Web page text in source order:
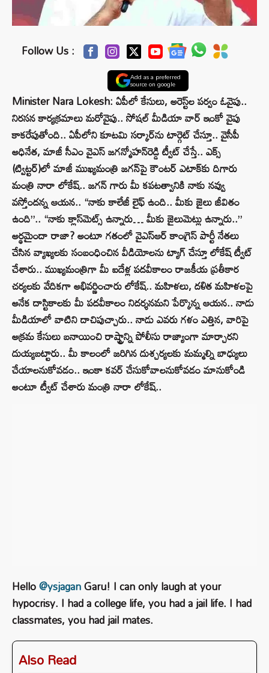
Follow Us :
Add as a preferred
source on google
Minister Nara Lokesh: ఏపీలో కేసులు, అరెస్ట్‌ల పర్వం ఓవైపు..
నిరసన కార్యక్రమాలు మరోవైపు.. సోషల్‌ మీడియా వార్‌ ఇంకో వైపు
కాకరేపుతోంది.. ఏపీలోని కూటమి సర్కార్‌ను టార్గెట్‌ చేస్తూ.. వైసీపీ
అధినేత, మాజీ సీఎం వైఎస్‌ జగన్మోహన్‌రెడ్డి ట్వీట్‌ చేస్తే.. ఎక్స్
(ట్విట్టర్‌)లో మాజీ ముఖ్యమంత్రి జగన్‌పై కౌంటర్‌ ఎటాక్‌కు దిగారు
మంత్రి నారా లోకేష్.. జగన్ గారు మీ కపటత్వానికి నాకు నవ్వు
వస్తోందన్న ఆయన.. “నాకు కాలేజీ లైఫ్ ఉంది.. మీకు జైలు జీవితం
ఉంది”.. “నాకు క్లాస్‌మెట్స్ ఉన్నారు… మీకు జైలుమెట్లు ఉన్నారు..”
అర్థమైందా రాజా? అంటూ గతంలో వైఎస్‌ఆర్‌ కాంగ్రెస్‌ పార్టీ నేతలు
చేసిన వ్యాఖ్యలకు సంబంధించిన వీడియోలను ట్యాగ్ చేస్తూ లోకేష్ ట్వీట్
చేశారు.. ముఖ్యమంత్రిగా మీ ఐదేళ్ల పదవీకాలం రాజకీయ ప్రతీకార
చర్యలకు వేదికగా అభివర్ణించారు లోకేష్‌.. మహిళలు, దళిత మహిళలపై
అనేక దాస్టికాలకు మీ పదవీకాలం నిదర్శనమని పేర్కొన్న ఆయన.. నాడు
మీడియాలో వాటిని దాచిపుచ్చారు.. నాడు ఎవరు గళం ఎత్తిన, వారిపై
అక్రమ కేసులు బనాయించి రాష్ట్రాన్ని పోలీసు రాజ్యాంగా మార్చారని
దుయ్యబట్టారు.. మీ కాలంలో జరిగిన దుశ్చర్యలకు మమ్మల్ని బాధ్యులు
చేయాలనుకోవడం.. ఇంకా కవర్ చేసుకోవాలనుకోవడం మానుకోండి
అంటూ ట్వీట్‌ చేశారు మంత్రి నారా లోకేష్‌..
Hello@ysjaganGaru! I can only laugh at your
hypocrisy. I had a college life, you had a jail life. I had
classmates, you had jail mates.
Also Read